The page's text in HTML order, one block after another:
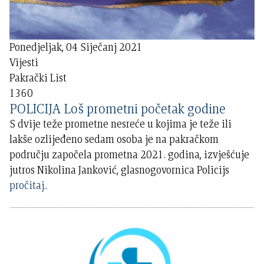
Ponedjeljak, 04 Siječanj 2021
Vijesti
Pakrački List
1360
POLICIJA Loš prometni početak godine
S dvije teže prometne nesreće u kojima je teže ili
lakše ozlijeđeno sedam osoba je na pakračkom
području započela prometna 2021. godina, izvješćuje
jutros Nikolina Janković, glasnogovornica Policijs
pročitaj..